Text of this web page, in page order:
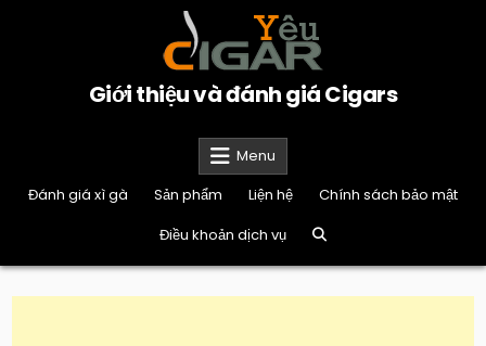
Giới thiệu và đánh giá Cigars
Menu
Đánh giá xì gà
Sản phẩm Liện hệ
Chính sách bảo mật
Điều khoản dịch vụ